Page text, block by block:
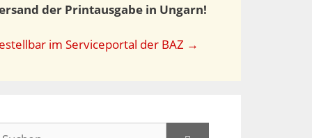
der Printausgabe in Ungarn!
im Serviceportal der BAZ →